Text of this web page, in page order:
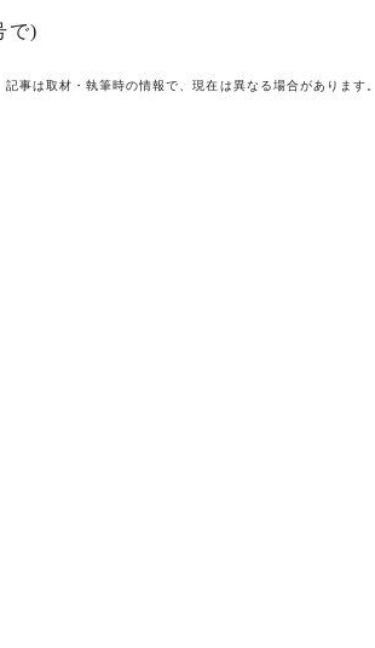
で)
記事は取材・執筆時の情報で、現在は異なる場合があります。